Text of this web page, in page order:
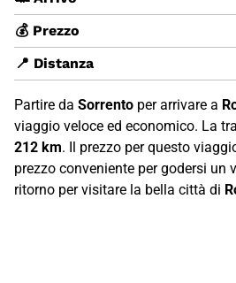
💰 Prezzo
📍 Distanza
Partire da Sorrento per arrivare a
viaggio veloce ed economico. La
212 km. Il prezzo per questo
prezzo conveniente per godersi un
ritorno per visitare la bella città di